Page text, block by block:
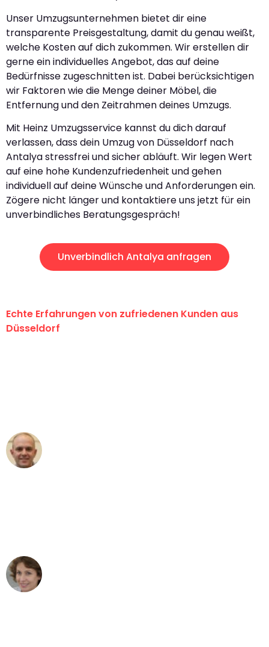
Unser Umzugsunternehmen bietet dir eine
transparente Preisgestaltung, damit du genau weißt,
welche Kosten auf dich zukommen. Wir erstellen dir
gerne ein individuelles Angebot, das auf deine
Bedürfnisse zugeschnitten ist. Dabei berücksichtigen
wir Faktoren wie die Menge deiner Möbel, die
Entfernung und den Zeitrahmen deines Umzugs.
Mit Heinz Umzugsservice kannst du dich darauf
verlassen, dass dein Umzug von Düsseldorf nach
Antalya stressfrei und sicher abläuft. Wir legen Wert
auf eine hohe Kundenzufriedenheit und gehen
individuell auf deine Wünsche und Anforderungen ein.
Zögere nicht länger und kontaktiere uns jetzt für ein
unverbindliches Beratungsgespräch!
Unverbindlich Antalya anfragen
Echte Erfahrungen von zufriedenen Kunden aus
Düsseldorf